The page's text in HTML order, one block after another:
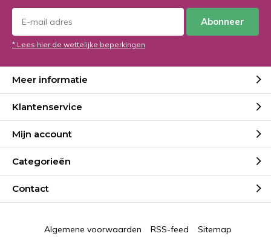
Abonneer
* Lees hier de wettelijke beperkingen
Meer informatie
Klantenservice
Mijn account
Categorieën
Contact
Algemene voorwaarden RSS-feed Sitemap